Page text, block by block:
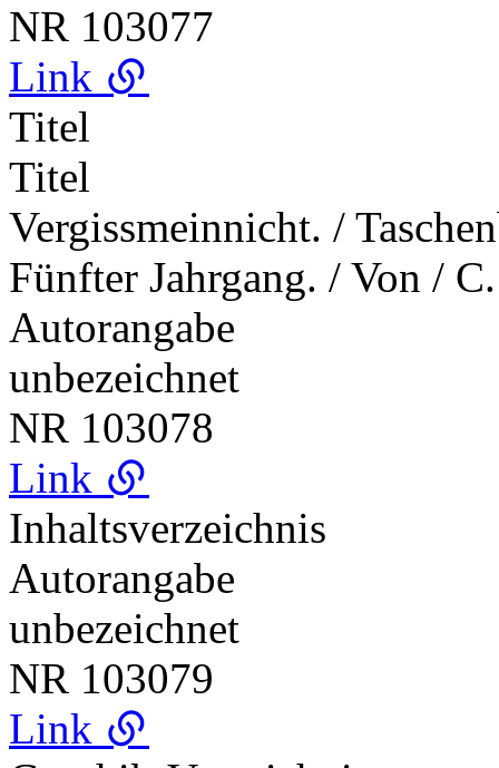
NR 103077
Link
Titel
Titel
Vergissmeinnicht. /
Fünfter Jahrgang. / Von /
Autorangabe
unbezeichnet
NR 103078
Link
Inhaltsverzeichnis
Autorangabe
unbezeichnet
NR 103079
Link